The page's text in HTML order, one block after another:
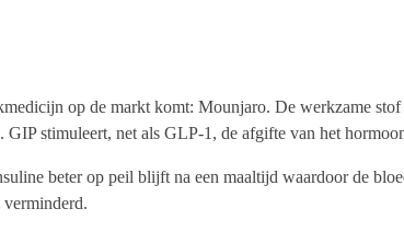
op de markt komt: Mounjaro. De werkzame
. GIP stimuleert, net als GLP-1, de afgifte van het
beter op peil blijft na een maaltijd waardoor de